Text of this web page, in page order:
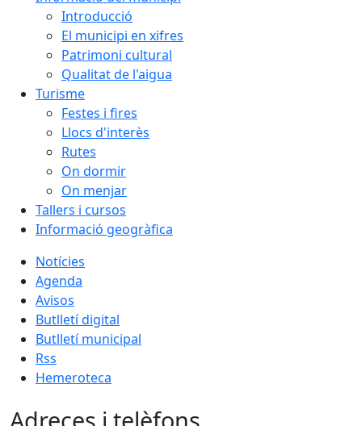
Introducció
El municipi en xifres
Patrimoni cultural
Qualitat de l'aigua
Turisme
Festes i fires
Llocs d'interès
Rutes
On dormir
On menjar
Tallers i cursos
Informació geogràfica
Notícies
Agenda
Avisos
Butlletí digital
Butlletí municipal
Rss
Hemeroteca